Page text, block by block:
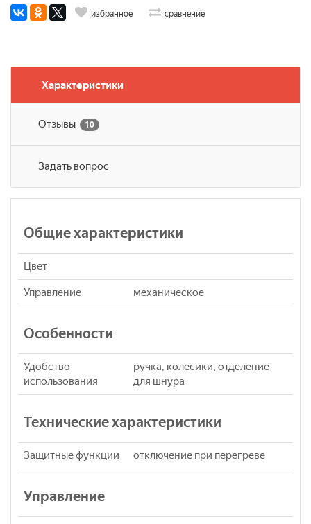
избранное сравнение
Характеристики
Отзывы 10
Задать вопрос
Общие характеристики
Цвет
Управление механическое
Особенности
Удобство
использования
ручка, колесики, отделение
для шнура
Технические характеристики
Защитные функции отключение при перегреве
Управление